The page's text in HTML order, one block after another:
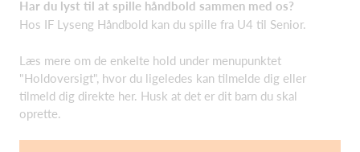
Har du lyst til at spille håndbold sammen med os?
Hos IF Lyseng Håndbold kan du spille fra U4 til Senior.
Læs mere om de enkelte hold under menupunktet
"Holdoversigt", hvor du ligeledes kan tilmelde dig eller
tilmeld dig direkte her. Husk at det er dit barn du skal
oprette.